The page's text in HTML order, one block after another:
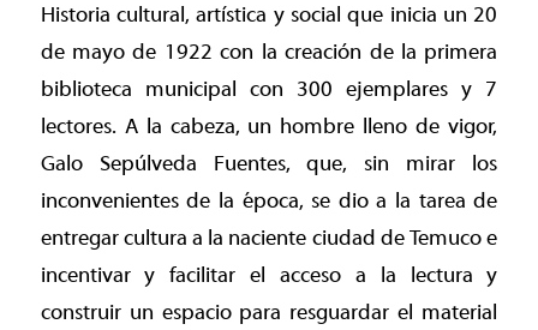
Historia cultural, artística y social que inicia un 20
de mayo de 1922 con la creación de la primera
biblioteca municipal con 300 ejemplares y 7
lectores. A la cabeza, un hombre lleno de vigor,
Galo Sepúlveda Fuentes, que, sin mirar los
inconvenientes de la época, se dio a la tarea de
entregar cultura a la naciente ciudad de Temuco e
incentivar y facilitar el acceso a la lectura y
construir un espacio para resguardar el material